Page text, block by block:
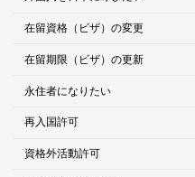
在留資格（ビザ）の変更
在留期限（ビザ）の更新
永住者になりたい
再入国許可
資格外活動許可